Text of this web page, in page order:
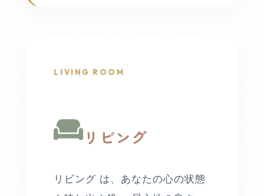
LIVING ROOM
リビング
リビング は、あなたの心の状態